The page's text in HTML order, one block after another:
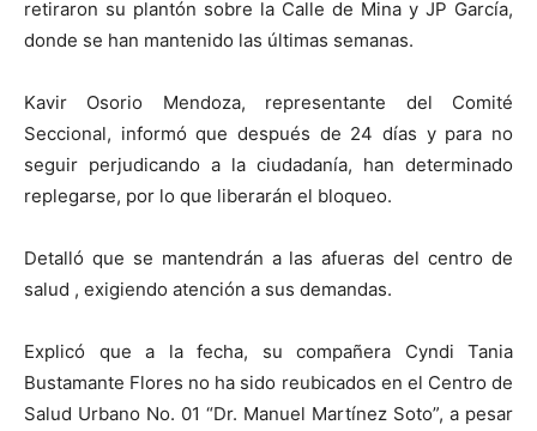
retiraron su plantón sobre la Calle de Mina y JP García,
donde se han mantenido las últimas semanas.
Kavir Osorio Mendoza, representante del Comité
Seccional, informó que después de 24 días y para no
seguir perjudicando a la ciudadanía, han determinado
replegarse, por lo que liberarán el bloqueo.
Detalló que se mantendrán a las afueras del centro de
salud , exigiendo atención a sus demandas.
Explicó que a la fecha, su compañera Cyndi Tania
Bustamante Flores no ha sido reubicados en el Centro de
Salud Urbano No. 01 “Dr. Manuel Martínez Soto”, a pesar